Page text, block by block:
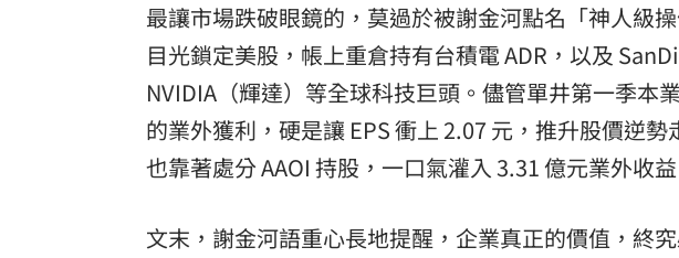
最讓市場跌破眼鏡的，莫過於被謝金河點名「神人級
目光鎖定美股，帳上重倉持有台積電 ADR，以及
NVIDIA（輝達）等全球科技巨頭。儘管單井第一季本
的業外獲利，硬是讓 EPS 衝上 2.07 元，推升股價逆
也靠著處分 AAOI 持股，一口氣灌入 3.31 億元業外收
文末，謝金河語重心長地提醒，企業真正的價值，終